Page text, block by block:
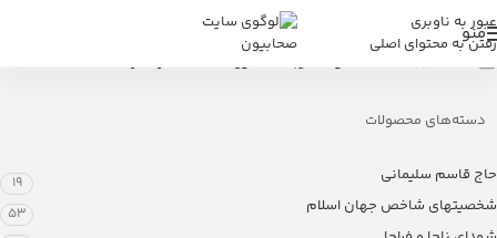
عبور به ناوبری
رفتن به محتوای اصلی
منو
دسته‌های محصولات
حاج قاسم سلیمانی 19
شخصیتهای شاخص جهان اسلام 53